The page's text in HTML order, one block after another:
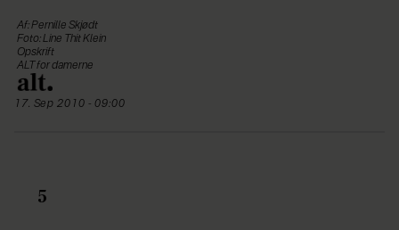
Af: Pernille Skjødt
Foto: Line Thit Klein
Opskrift
ALT for damerne
17. Sep 2010 - 09:00
5